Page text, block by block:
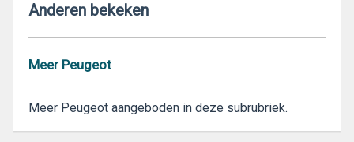
Anderen bekeken
Meer Peugeot
Meer Peugeot aangeboden in deze subrubriek.